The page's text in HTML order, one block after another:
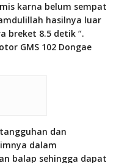
karna belum sempat
hasilnya luar
breket 8.5 detik “.
GMS 102 Dongae
dan
dalam
balap sehingga dapat